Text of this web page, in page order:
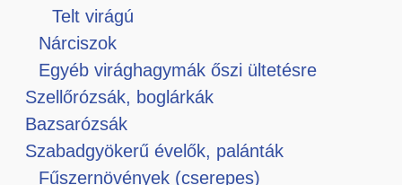
Telt virágú
Nárciszok
Egyéb virághagymák őszi ültetésre
Szellőrózsák, boglárkák
Bazsarózsák
Szabadgyökerű évelők, palánták
Fűszernövények (cserepes)